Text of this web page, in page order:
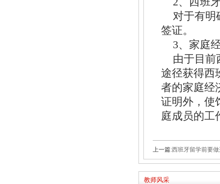
对于有明
签证。
3、家庭
由于目前
途径获得西
者的家庭经
证明外，使
庭成员的工
上一篇:西班牙留学前要
教师风采